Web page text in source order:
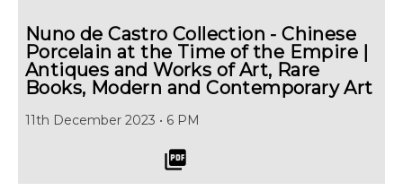
Nuno de Castro Collection - Chinese
Porcelain at the Time of the Empire |
Antiques and Works of Art, Rare
Books, Modern and Contemporary Art
11th December 2023 • 6 PM
picture_as_pdf